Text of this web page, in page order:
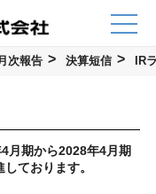
次報告 決算短信 IR
月期から2028年4月期
ております。